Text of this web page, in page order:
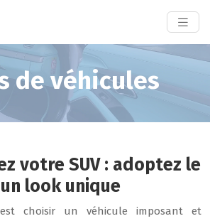
de véhicules
votre SUV : adoptez le
look unique
choisir un véhicule imposant et